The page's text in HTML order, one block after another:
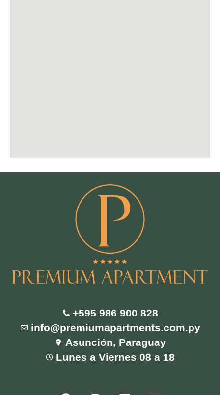
+595 986 900 828
info@premiumapartments.com.py
Asunción, Paraguay
Lunes a Viernes 08 a 18